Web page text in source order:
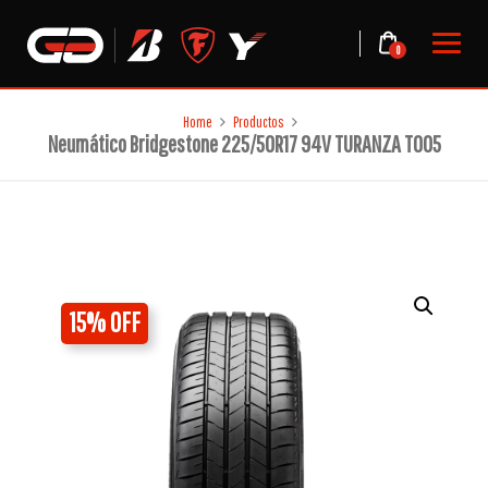
content
0
Home Productos
Neumático Bridgestone 225/50R17 94V TURANZA T005
15% OFF